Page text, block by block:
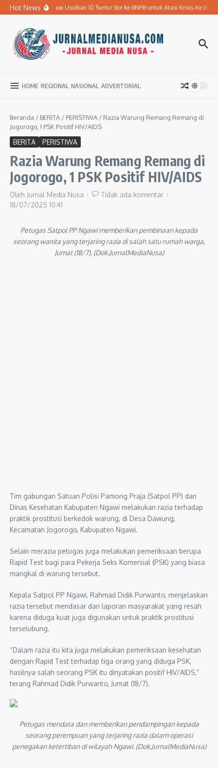
Lewati ke konten
Hot News
Pemkab Ngawi Usulkan 10 Sumur Bor ke BNPB untuk Atasi Krisis Air Bersih
HOME REGIONAL NASIONAL ADVERTORIAL
Beranda / BERITA / PERISTIWA / Razia Warung Remang Remang di
Jogorogo, 1 PSK Positif HIV/AIDS
BERITA PERISTIWA
Razia Warung Remang Remang di
Jogorogo, 1 PSK Positif HIV/AIDS
Oleh Jurnal Media Nusa
Tidak ada komentar
18/07/2025 10:41
Petugas Satpol PP Ngawi memberikan pembinaan kepada
seorang wanita yang terjaring razia di salah satu rumah warga,
Jumat (18/7). (Dok.JurnalMediaNusa)
Tim gabungan Satuan Polisi Pamong Praja (Satpol PP) dan
Dinas Kesehatan Kabupaten Ngawi melakukan razia terhadap
praktik prostitusi berkedok warung, di Desa Dawung,
Kecamatan Jogorogo, Kabupaten Ngawi.
Selain merazia petugas juga melakukan pemeriksaan berupa
Rapid Test bagi para Pekerja Seks Komersial (PSK) yang biasa
mangkal di warung tersebut.
Kepala Satpol PP Ngawi, Rahmad Didik Purwanto, menjelaskan
razia tersebut mendasar dari laporan masyarakat yang resah
karena diduga kuat juga digunakan untuk praktik prostitusi
terselubung.
“Dalam razia itu kita juga melakukan pemeriksaan kesehatan
dengan Rapid Test terhadap tiga orang yang diduga PSK,
hasilnya salah seorang PSK itu dinyatakan positif HIV/AIDS,”
terang Rahmad Didik Purwanto, Jumat (18/7).
Petugas mendata dan memberikan pendampingan kepada
seorang perempuan yang terjaring razia dalam operasi
penegakan ketertiban di wilayah Ngawi. (Dok.JurnalMediaNusa)